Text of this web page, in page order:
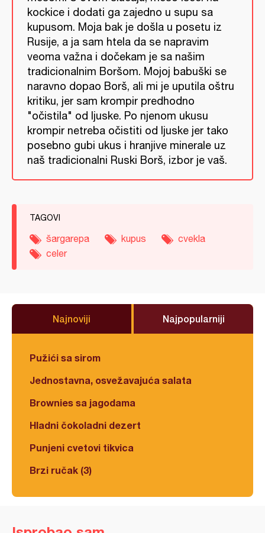
kockice i dodati ga zajedno u supu sa
kupusom. Moja bak je došla u posetu iz
Rusije, a ja sam htela da se napravim
veoma važna i dočekam je sa našim
tradicionalnim Boršom. Mojoj babuški se
naravno dopao Borš, ali mi je uputila oštru
kritiku, jer sam krompir predhodno
"očistila" od ljuske. Po njenom ukusu
krompir netreba očistiti od ljuske jer tako
posebno gubi ukus i hranjive minerale uz
naš tradicionalni Ruski Borš, izbor je vaš.
TAGOVI
šargarepa kupus
cvekla
celer
Najnoviji Najpopularniji
Pužići sa sirom
Jednostavna, osvežavajuća salata
Brownies sa jagodama
Hladni čokoladni dezert
Punjeni cvetovi tikvica
Brzi ručak (3)